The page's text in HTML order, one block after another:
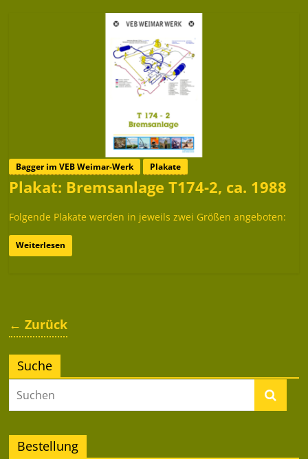
Bagger im VEB Weimar-Werk Plakate
Plakat: Bremsanlage T174-2, ca. 1988
Folgende Plakate werden in jeweils zwei Größen angeboten:
Weiterlesen
← Zurück
Suche
Bestellung